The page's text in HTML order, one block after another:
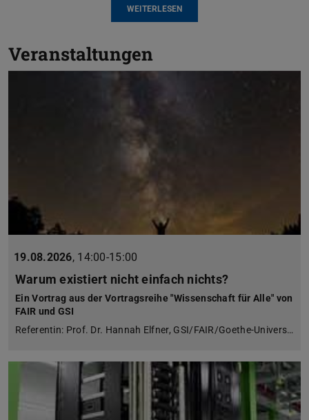
WEITERLESEN
Veranstaltungen
19.08.2026, 14:00-15:00
Warum existiert nicht einfach nichts?
Ein Vortrag aus der Vortragsreihe "Wissenschaft für Alle" von
FAIR und GSI
Referentin: Prof. Dr. Hannah Elfner, GSI/FAIR/Goethe-Univers…